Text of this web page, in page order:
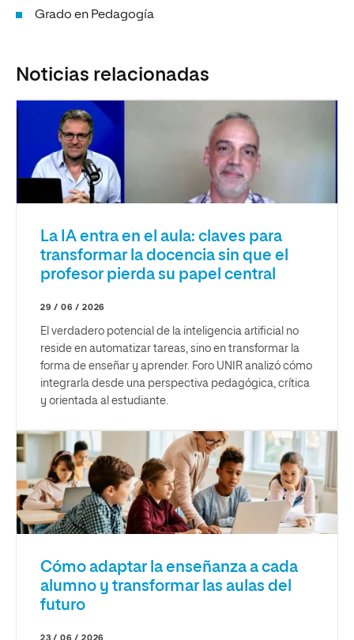
Grado en Pedagogía
Noticias relacionadas
La IA entra en el aula: claves para
transformar la docencia sin que el
profesor pierda su papel central
29 / 06 / 2026
El verdadero potencial de la inteligencia artificial no
reside en automatizar tareas, sino en transformar la
forma de enseñar y aprender. Foro UNIR analizó cómo
integrarla desde una perspectiva pedagógica, crítica
y orientada al estudiante.
Cómo adaptar la enseñanza a cada
alumno y transformar las aulas del
futuro
23 / 06 / 2026